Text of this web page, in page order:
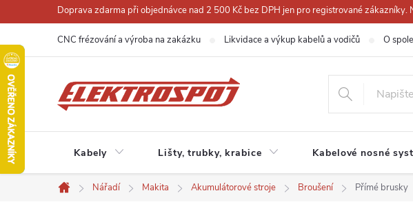
na
obsah
Doprava zdarma při objednávce nad 2 500 Kč bez DPH jen pro registrované zákazníky.
CNC frézování a výroba na zakázku Likvidace a výkup kabelů a vodičů O
Kabely Lišty, trubky, krabice Kabelové nosné
Domů
Nářadí Makita Akumulátorové stroje Broušení Přímé brusky